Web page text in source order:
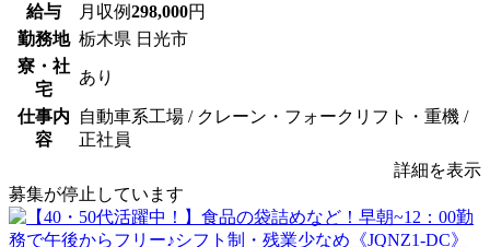
給与 月収例298,000円
勤務地 栃木県 日光市
寮・社
宅
あり
仕事内
容
自動車系工場 / クレーン・フォークリフト・重機 /
正社員
詳細を表示
募集が停止しています